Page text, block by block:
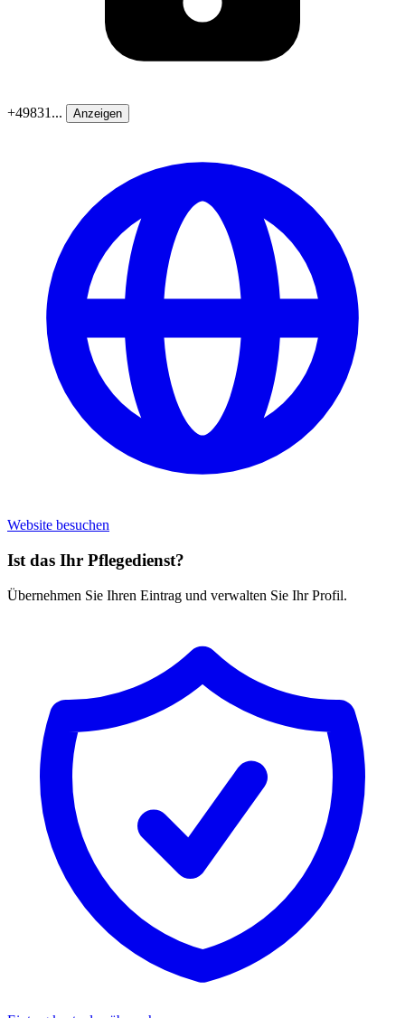
+49831... Anzeigen
Website besuchen
Ist das Ihr Pflegedienst?
Übernehmen Sie Ihren Eintrag und verwalten Sie Ihr Profil.